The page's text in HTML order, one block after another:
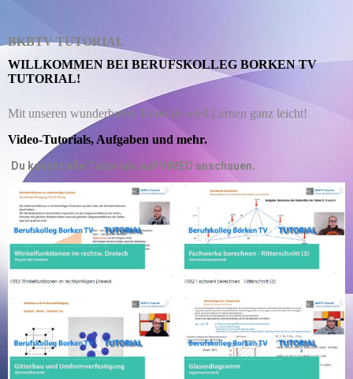
BKBTV TUTORIAL
WILLKOMMEN BEI BERUFSKOLLEG BORKEN TV
TUTORIAL!
Mit unseren wunderbaren Tutorials wird Lernen ganz leicht!
Video-Tutorials, Aufgaben und mehr.
Du kannst alle Tutorials auf VIMEO anschauen.